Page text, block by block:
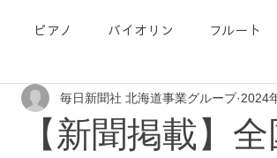
ピアノ バイオリン フルート
PR
【新聞掲載】
毎日新聞社 北海道事業グループ 2024